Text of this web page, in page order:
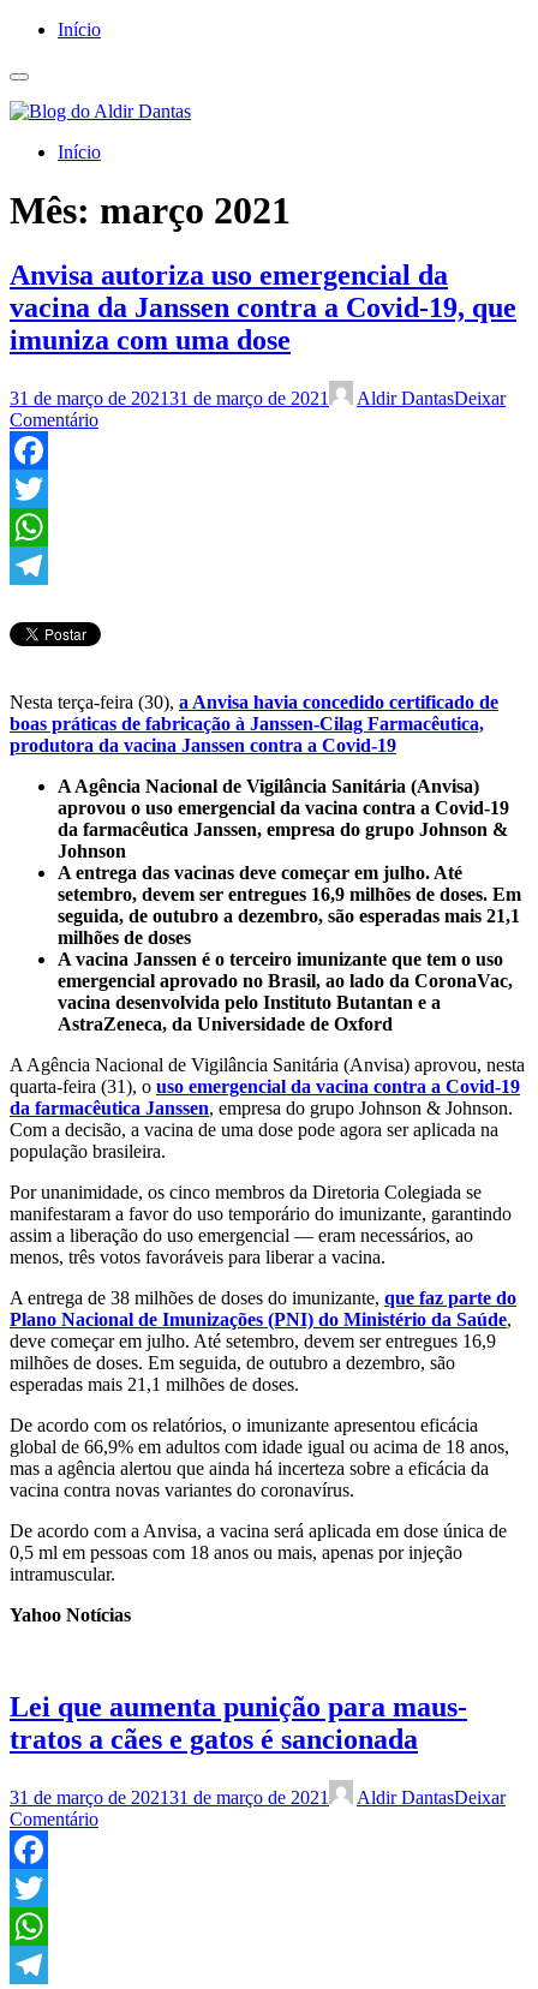
Início
Início
Mês: março 2021
Anvisa autoriza uso emergencial da
vacina da Janssen contra a Covid-19, que
imuniza com uma dose
31 de março de 202131 de março de 2021 Aldir DantasDeixar
Comentário
Facebook
Twitter
WhatsApp
Nesta terça-feira (30), a Anvisa havia concedido certificado de
boas práticas de fabricação à Janssen-Cilag Farmacêutica,
produtora da vacina Janssen contra a Covid-19
A Agência Nacional de Vigilância Sanitária (Anvisa)
aprovou o uso emergencial da vacina contra a Covid-19
da farmacêutica Janssen, empresa do grupo Johnson &
Johnson
A entrega das vacinas deve começar em julho. Até
setembro, devem ser entregues 16,9 milhões de doses. Em
seguida, de outubro a dezembro, são esperadas mais 21,1
milhões de doses
A vacina Janssen é o terceiro imunizante que tem o uso
emergencial aprovado no Brasil, ao lado da CoronaVac,
vacina desenvolvida pelo Instituto Butantan e a
AstraZeneca, da Universidade de Oxford
A Agência Nacional de Vigilância Sanitária (Anvisa) aprovou, nesta
quarta-feira (31), o uso emergencial da vacina contra a Covid-19
da farmacêutica Janssen, empresa do grupo Johnson & Johnson.
Com a decisão, a vacina de uma dose pode agora ser aplicada na
população brasileira.
Por unanimidade, os cinco membros da Diretoria Colegiada se
manifestaram a favor do uso temporário do imunizante, garantindo
assim a liberação do uso emergencial — eram necessários, ao
menos, três votos favoráveis para liberar a vacina.
A entrega de 38 milhões de doses do imunizante, que faz parte do
Plano Nacional de Imunizações (PNI) do Ministério da Saúde,
deve começar em julho. Até setembro, devem ser entregues 16,9
milhões de doses. Em seguida, de outubro a dezembro, são
esperadas mais 21,1 milhões de doses.
De acordo com os relatórios, o imunizante apresentou eficácia
global de 66,9% em adultos com idade igual ou acima de 18 anos,
mas a agência alertou que ainda há incerteza sobre a eficácia da
vacina contra novas variantes do coronavírus.
De acordo com a Anvisa, a vacina será aplicada em dose única de
0,5 ml em pessoas com 18 anos ou mais, apenas por injeção
intramuscular.
Yahoo Notícias
Lei que aumenta punição para maus-
tratos a cães e gatos é sancionada
31 de março de 202131 de março de 2021 Aldir DantasDeixar
Comentário
Facebook
Twitter
WhatsApp